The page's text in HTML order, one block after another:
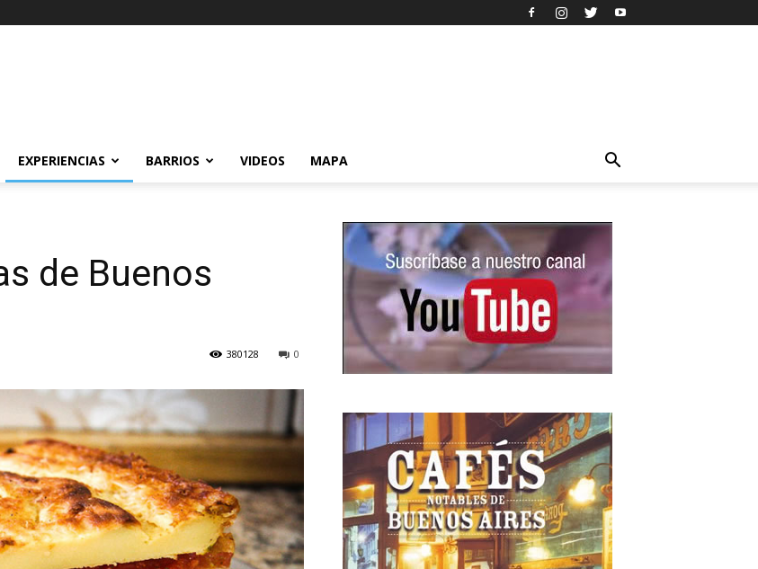
EXPERIENCIAS BARRIOS VIDEOS MAPA
de Buenos
0
380128